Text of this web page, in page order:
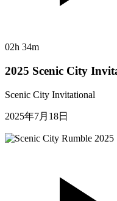
02h 34m
2025 Scenic City
Scenic City Invitational
2025年7月18日